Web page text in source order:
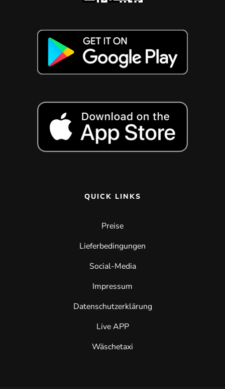
QUICK LINKS
Preise
Lieferbedingungen
Social-Media
Impressum
Datenschutzerklärung
Live APP
Wäschetaxi